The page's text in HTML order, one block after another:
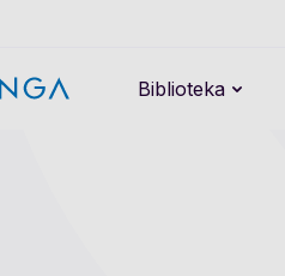
Biblioteka